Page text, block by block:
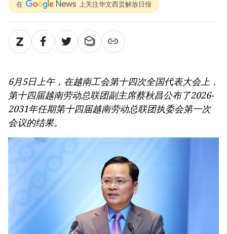
在 上关注华文西贡解放日报
6月5日上午，在越南工会第十四次全国代表大会上，
第十四届越南劳动总联团副主席蔡秋昌公布了2026-
2031年任期第十四届越南劳动总联团执委会第一次
会议的结果。